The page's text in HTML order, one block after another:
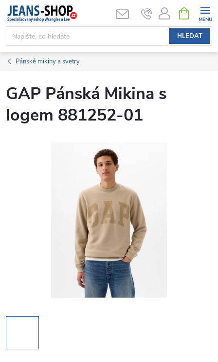
Přejít
obsah
HLEDAT
NÁKUPNÍ
KOŠÍK
Pánské mikiny a svetry
GAP Pánská Mikina s
logem 881252-01